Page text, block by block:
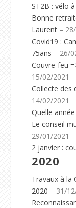
ST2B : vélo
Bonne
Laurent –
Covid19 :
75ans – 26/
Couvre-feu
15/02/2021
Collecte des
14/02/2021
Quelle année
Le conseil
29/01/2021
2 janvier :
2020
Travaux à la
2020 – 31/